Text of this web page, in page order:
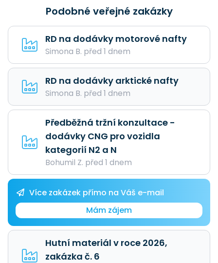
Podobné veřejné zakázky
RD na dodávky motorové nafty
Simona B. před 1 dnem
RD na dodávky arktické nafty
Simona B. před 1 dnem
Předběžná tržní konzultace -
dodávky CNG pro vozidla
kategorií N2 a N
Bohumil Z. před 1 dnem
Více zakázek přímo na Váš e-mail
Mám zájem
Hutní materiál v roce 2026,
zakázka č. 6